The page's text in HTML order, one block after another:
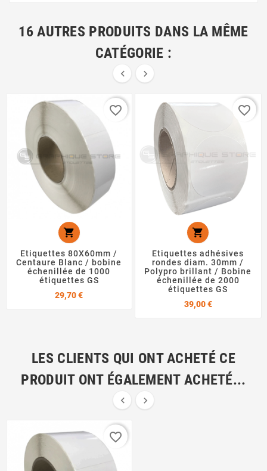
16 AUTRES PRODUITS DANS LA MÊME
CATÉGORIE :
 

Etiquettes 80X60mm /
Centaure Blanc / bobine
échenillée de 1000
étiquettes GS
29,70 €Prix
favorite_border

Etiquettes adhésives
rondes diam. 30mm /
Polypro brillant / Bobine
échenillée de 2000
étiquettes GS
39,00 €Prix
favorite_border
LES CLIENTS QUI ONT ACHETÉ CE
PRODUIT ONT ÉGALEMENT ACHETÉ...
 
favorite_border